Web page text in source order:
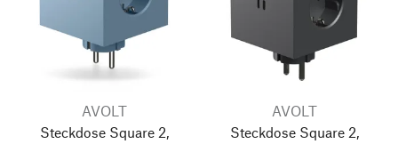
AVOLT
Steckdose Square 2,
AVOLT
Steckdose Square 2,